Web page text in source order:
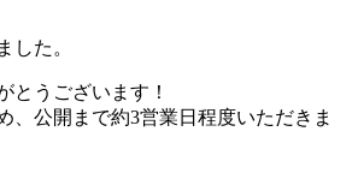
した。
とうございます！
、公開まで約3営業日程度いただきま